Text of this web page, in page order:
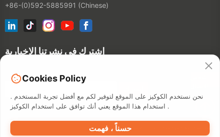
+86-(0)592-5885991 (Chinese)
اشترك في نشرتنا الإخبارية
©2026 XIAMEN HANIN CO., LTD. سياسة الخصوصية
مدة الاستخدام
Cookies Policy
نحن نستخدم الكوكيز على الموقع لتوفير لكم مع أفضل تجربة المستخدم .
استخدام هذا الموقع يعني أنك توافق على استخدام الكوكيز .
حسناً ، فهمت